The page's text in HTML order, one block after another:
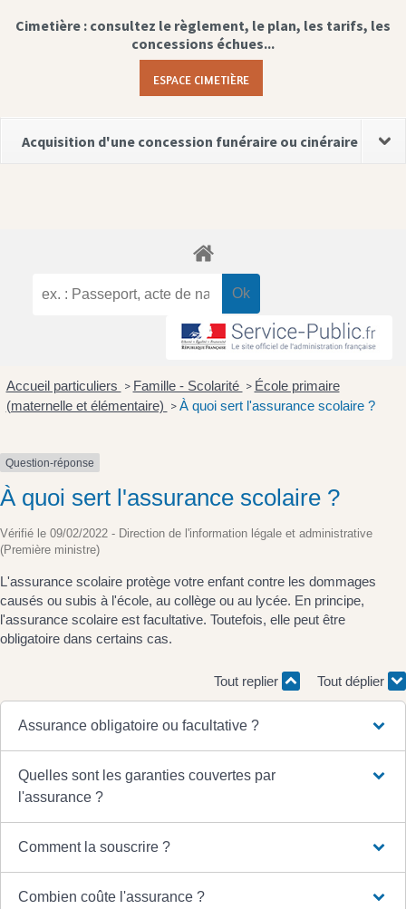
Cimetière : consultez le règlement, le plan, les tarifs, les
concessions échues...
ESPACE CIMETIÈRE
Acquisition d'une concession funéraire ou cinéraire
Accueil particuliers > Famille - Scolarité > École primaire
(maternelle et élémentaire) > À quoi sert l'assurance scolaire ?
Question-réponse
À quoi sert l'assurance scolaire ?
Vérifié le 09/02/2022 - Direction de l'information légale et administrative
(Première ministre)
L'assurance scolaire protège votre enfant contre les dommages
causés ou subis à l'école, au collège ou au lycée. En principe,
l'assurance scolaire est facultative. Toutefois, elle peut être
obligatoire dans certains cas.
Tout replier Tout déplier
Assurance obligatoire ou facultative ?
Quelles sont les garanties couvertes par
l'assurance ?
Comment la souscrire ?
Combien coûte l'assurance ?